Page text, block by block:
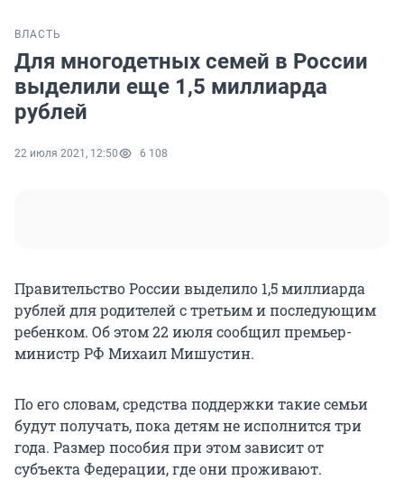
ВЛАСТЬ
Для многодетных семей в России
выделили еще 1,5 миллиарда
рублей
22 июля 2021, 12:50 6 108
Правительство России выделило 1,5 миллиарда
рублей для родителей с третьим и последующим
ребенком. Об этом 22 июля сообщил премьер-
министр РФ Михаил Мишустин.
По его словам, средства поддержки такие семьи
будут получать, пока детям не исполнится три
года. Размер пособия при этом зависит от
субъекта Федерации, где они проживают.